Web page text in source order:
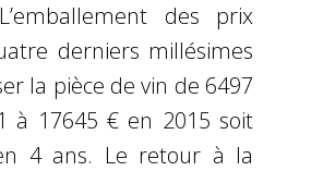
des prix
derniers millésimes
la pièce de vin de 6497
à 17645 € en 2015 soit
4 ans. Le retour à la